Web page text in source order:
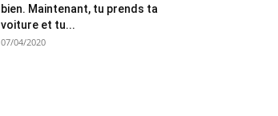
bien. Maintenant, tu prends ta
voiture et tu...
07/04/2020